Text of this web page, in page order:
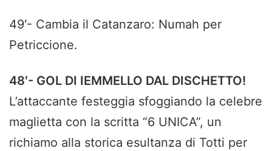
49′- Cambia il Catanzaro: Numah per
Petriccione.
48′- GOL DI IEMMELLO DAL DISCHETTO!
L’attaccante festeggia sfoggiando la celebre
maglietta con la scritta “6 UNICA”, un
richiamo alla storica esultanza di Totti per